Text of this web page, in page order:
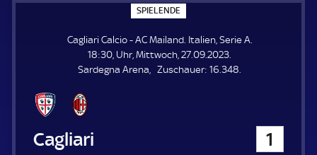
SPIELENDE
P
E
L
E
N
Cagliari Calcio - AC Mailand. Italien, Serie A.
18:30, Uhr, Mittwoch, 27.09.2023.
Sardegna Arena
Zuschauer: Z
16.348.
Cagliari Calcio 1